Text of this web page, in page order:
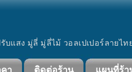
สง มู่ลี่ มู่ลี่ไม้ วอลเปเปอร์ลายไ
า ติดต่อร้าน แผนที่ร้า